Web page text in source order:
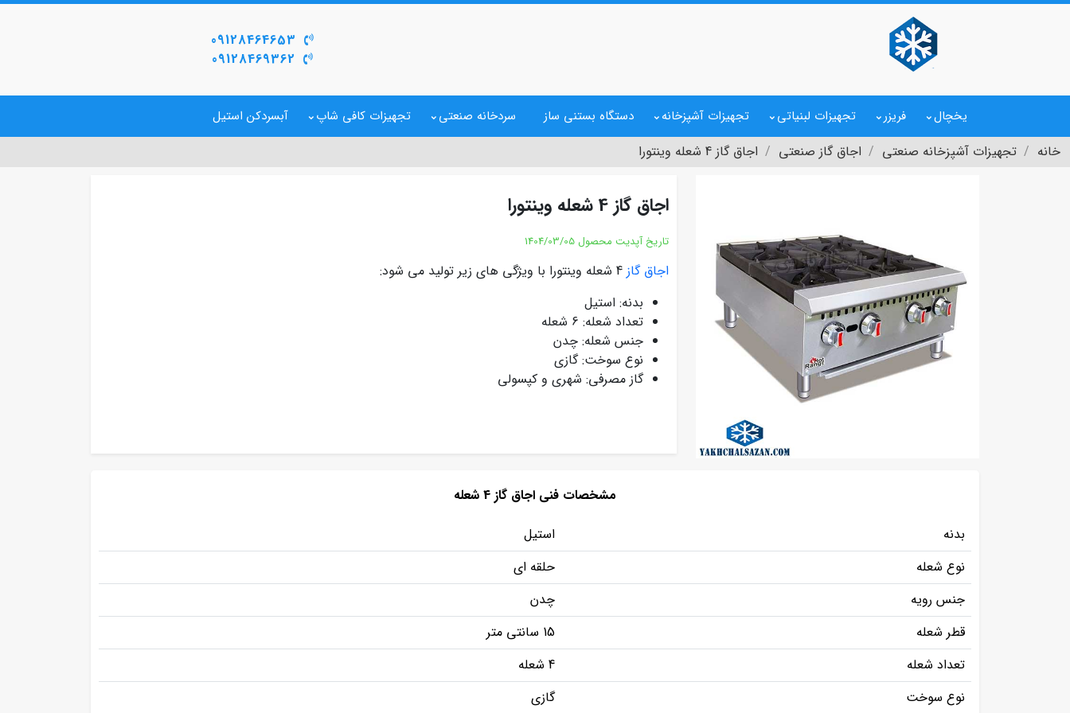
09128464653
09128469362
یخچال فریزر تجهیزات لبنیاتی تجهیزات آشپزخانه دستگاه بستنی ساز سردخانه صنعتی تجهیزات کافی شاپ آبسردکن استیل
خانه تجهیزات آشپزخانه صنعتی اجاق گاز صنعتی اجاق گاز 4 شعله وینتورا
اجاق گاز 4 شعله وینتورا
تاریخ آپدیت محصول 1404/03/05
اجاق گاز
بدنه: استیل
تعداد شعله: 6 شعله
جنس شعله: چدن
نوع سوخت: گازی
گاز مصرفی: شهری و کپسولی
مشخصات فنی اجاق گاز 4 شعله
بدنه
استیل
نوع شعله
حلقه ای
جنس رویه
چدن
قطر شعله
15 سانتی متر
تعداد شعله
4 شعله
نوع سوخت
گازی